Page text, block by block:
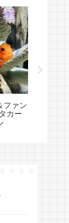
ファン
カー
ボホー